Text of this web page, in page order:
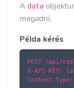
A data
megadni.
Példa kérés
POST /api/
X-API-KEY:
Content-